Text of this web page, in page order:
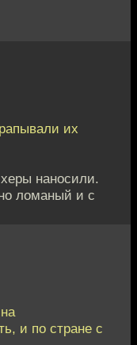
их
херы наносили.
ломаный и с
и по стране с